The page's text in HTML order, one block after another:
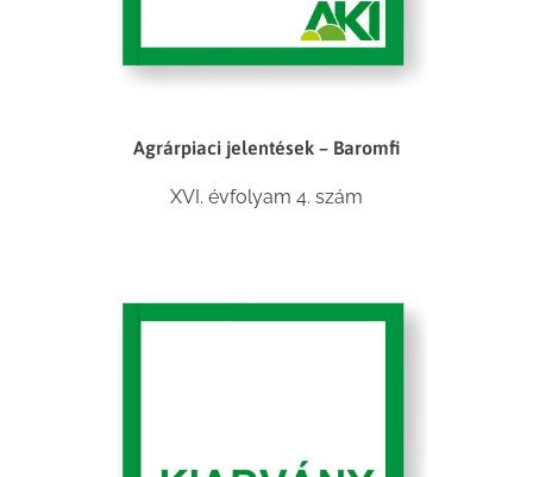
Agrárpiaci jelentések – Baromfi
XVI. évfolyam 4. szám